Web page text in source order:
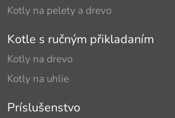
Kotly na pelety a drevo
Kotle s ručným přikladaním
Kotly na drevo
Kotly na uhlie
Príslušenstvo